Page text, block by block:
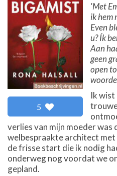
5
'Met
ik hem
Even
u? Ík
Aan
geen
open
Ik wist
verlies van mijn moeder was
welbespraakte architect
de frisse start die ik nodig
onderweg nog voordat we
gepland.